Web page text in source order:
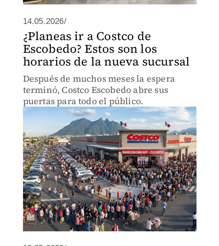
14.05.2026/
¿Planeas ir a Costco de
Escobedo? Estos son los
horarios de la nueva sucursal
Después de muchos meses la espera
terminó, Costco Escobedo abre sus
puertas para todo el público.